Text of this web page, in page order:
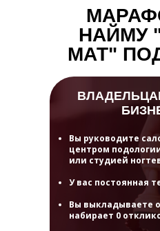
НАЙМУ
МАТ"
Вы руководите
центром
или студией
У вас постоянная
Вы выкладываете
набирает 0